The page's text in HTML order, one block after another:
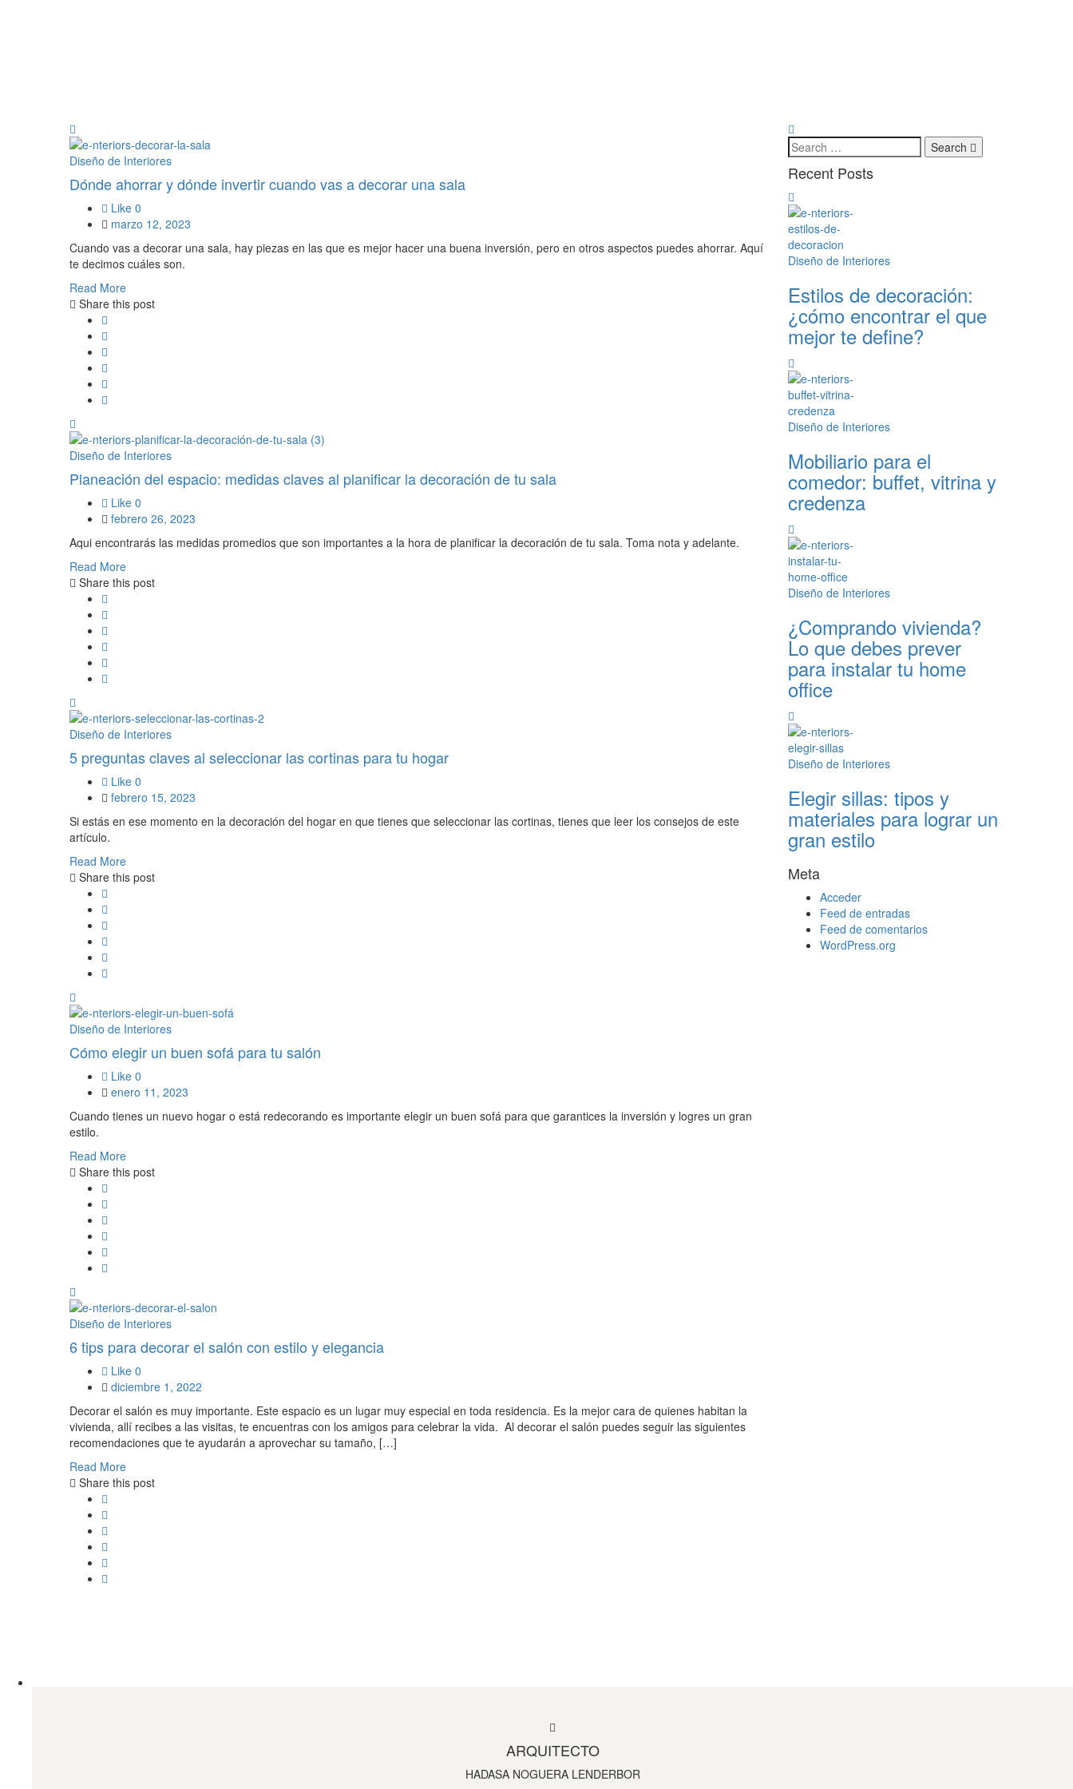
Diseño de Interiores
Dónde ahorrar y dónde invertir cuando vas a decorar una sala
Like 0
marzo 12, 2023
Cuando vas a decorar una sala, hay piezas en las que es mejor hacer una buena inversión, pero en otros aspectos puedes ahorrar. Aquí
te decimos cuáles son.
Read More
Share this post
Diseño de Interiores
Planeación del espacio: medidas claves al planificar la decoración de tu sala
Like 0
febrero 26, 2023
Aqui encontrarás las medidas promedios que son importantes a la hora de planificar la decoración de tu sala. Toma nota y adelante.
Read More
Share this post
Diseño de Interiores
5 preguntas claves al seleccionar las cortinas para tu hogar
Like 0
febrero 15, 2023
Si estás en ese momento en la decoración del hogar en que tienes que seleccionar las cortinas, tienes que leer los consejos de este
artículo.
Read More
Share this post
Diseño de Interiores
Cómo elegir un buen sofá para tu salón
Like 0
enero 11, 2023
Cuando tienes un nuevo hogar o está redecorando es importante elegir un buen sofá para que garantices la inversión y logres un gran
estilo.
Read More
Share this post
Diseño de Interiores
6 tips para decorar el salón con estilo y elegancia
Like 0
diciembre 1, 2022
Decorar el salón es muy importante. Este espacio es un lugar muy especial en toda residencia. Es la mejor cara de quienes habitan la
vivienda, allí recibes a las visitas, te encuentras con los amigos para celebrar la vida. Al decorar el salón puedes seguir las siguientes
recomendaciones que te ayudarán a aprovechar su tamaño, […]
Read More
Share this post
Search
Recent Posts
Diseño de Interiores
Estilos de decoración:
¿cómo encontrar el que
mejor te define?
Diseño de Interiores
Mobiliario para el
comedor: buffet, vitrina y
credenza
Diseño de Interiores
¿Comprando vivienda?
Lo que debes prever
para instalar tu home
office
Diseño de Interiores
Elegir sillas: tipos y
materiales para lograr un
gran estilo
Meta
Acceder
Feed de entradas
Feed de comentarios
WordPress.org
ARQUITECTO
HADASA NOGUERA LENDERBOR